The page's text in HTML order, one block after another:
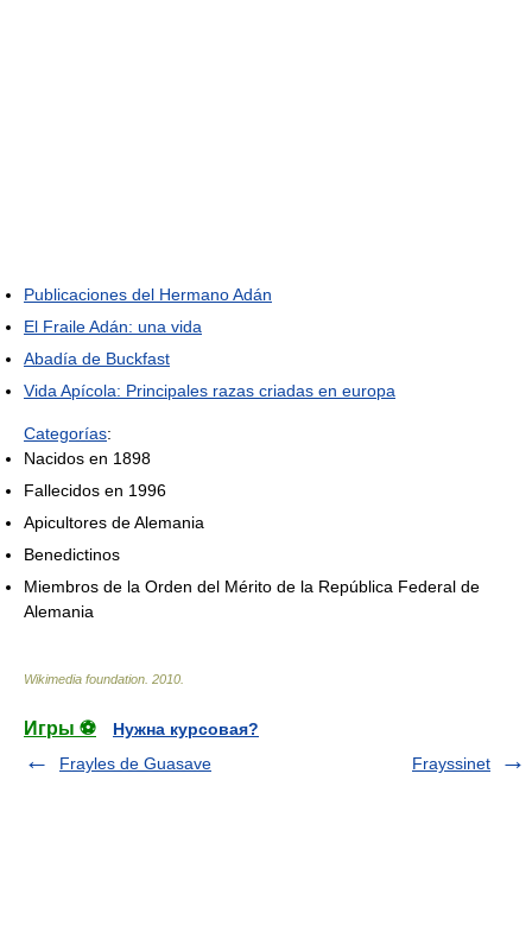
Publicaciones del Hermano Adán
El Fraile Adán: una vida
Abadía de Buckfast
Vida Apícola: Principales razas criadas en europa
Categorías:
Nacidos en 1898
Fallecidos en 1996
Apicultores de Alemania
Benedictinos
Miembros de la Orden del Mérito de la República Federal de
Alemania
Wikimedia foundation 2010
Игры ⚽
Нужна курсовая?
Frayles de Guasave
Frayssinet